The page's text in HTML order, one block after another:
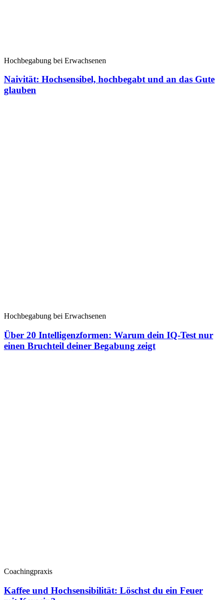
Hochbegabung bei Erwachsenen
Naivität: Hochsensibel, hochbegabt und an das Gute
glauben
Hochbegabung bei Erwachsenen
Über 20 Intelligenzformen: Warum dein IQ-Test nur
einen Bruchteil deiner Begabung zeigt
Coachingpraxis
Kaffee und Hochsensibilität: Löschst du ein Feuer